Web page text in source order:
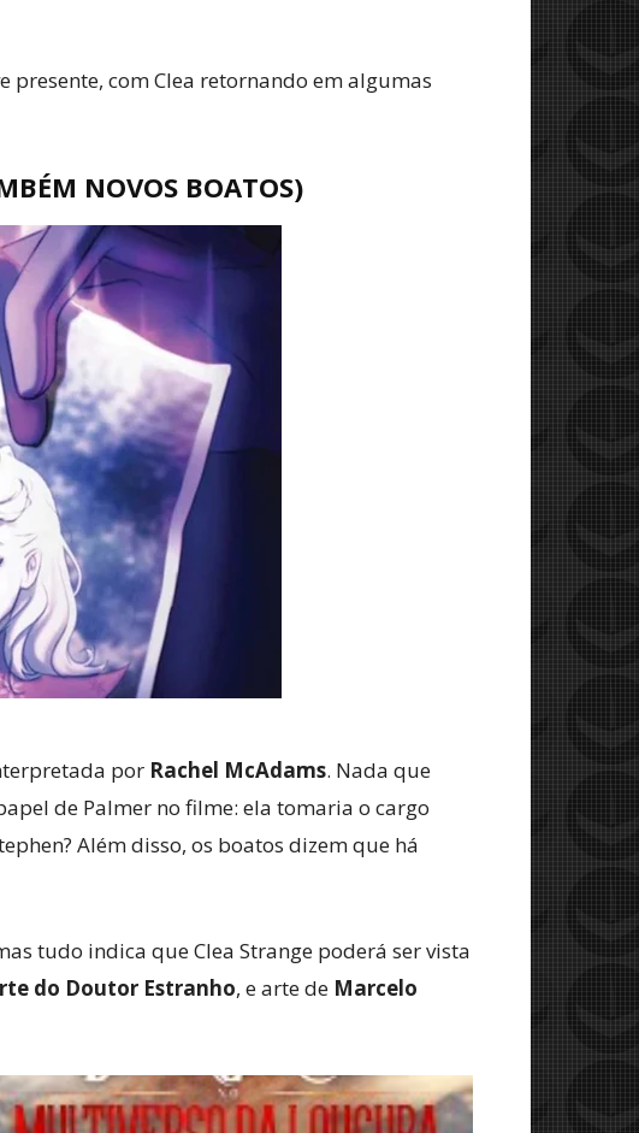
presente, com Clea retornando em algumas
NOVOS BOATOS)
por Rachel McAdams. Nada que
de Palmer no filme: ela tomaria o cargo
Além disso, os boatos dizem que há
tudo indica que Clea Strange poderá ser vista
do Doutor Estranho, e arte de Marcelo